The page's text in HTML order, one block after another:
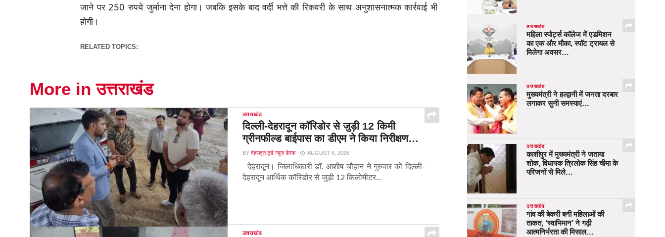
जाने पर 250 रुपये जुर्माना देना होगा। जबकि इसके बाद वर्दी भत्ते की रिकवरी के साथ अनुशासनात्मक कार्रवाई भी
होगी।
RELATED TOPICS:
More in उत्तराखंड
उत्तराखंड
दिल्ली-देहरादून कॉरिडोर से जुड़ी 12 किमी
ग्रीनफील्ड बाईपास का डीएम ने किया निरीक्षण…
BY देहरादून टुडे न्यूज़ डेस्क AUGUST 6, 2026
देहरादून। जिलाधिकारी डॉ. आशीष चौहान ने गुरुवार को दिल्ली-
देहरादून आर्थिक कॉरिडोर से जुड़ी 12 किलोमीटर...
उत्तराखंड
उत्तराखंड
महिला स्पोर्ट्स कॉलेज में एडमिशन
का एक और मौका, स्पॉट ट्रायल से
मिलेगा अवसर…
उत्तराखंड
मुख्यमंत्री ने हल्द्वानी में जनता दरबार
लगाकर सुनी समस्याएं…
उत्तराखंड
काशीपुर में मुख्यमंत्री ने जताया
शोक, विधायक त्रिलोक सिंह चीमा के
परिजनों से मिले…
उत्तराखंड
गांव की बेकरी बनी महिलाओं की
ताकत, ‘स्वाभिमान’ ने गढ़ी
आत्मनिर्भरता की मिसाल…